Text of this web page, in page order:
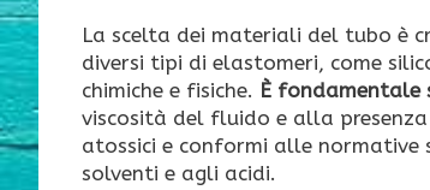
La scelta dei materiali del tubo è
diversi tipi di elastomeri, come
chimiche e fisiche. È
viscosità del fluido e alla
atossici e conformi alle normative
solventi e agli acidi.